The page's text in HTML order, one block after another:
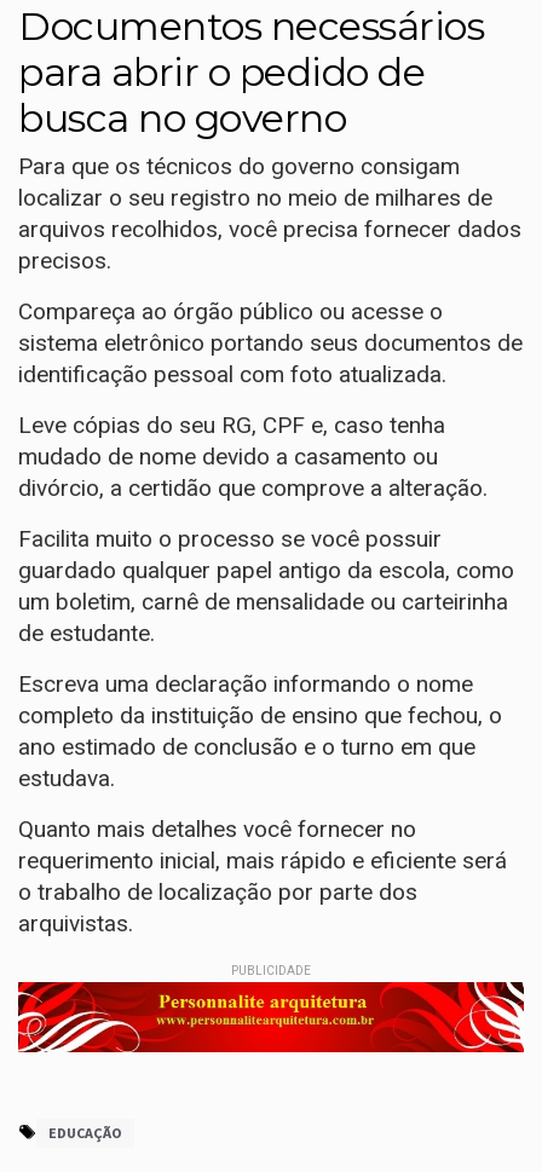
Documentos necessários
para abrir o pedido de
busca no governo
Para que os técnicos do governo consigam
localizar o seu registro no meio de milhares de
arquivos recolhidos, você precisa fornecer dados
precisos.
Compareça ao órgão público ou acesse o
sistema eletrônico portando seus documentos de
identificação pessoal com foto atualizada.
Leve cópias do seu RG, CPF e, caso tenha
mudado de nome devido a casamento ou
divórcio, a certidão que comprove a alteração.
Facilita muito o processo se você possuir
guardado qualquer papel antigo da escola, como
um boletim, carnê de mensalidade ou carteirinha
de estudante.
Escreva uma declaração informando o nome
completo da instituição de ensino que fechou, o
ano estimado de conclusão e o turno em que
estudava.
Quanto mais detalhes você fornecer no
requerimento inicial, mais rápido e eficiente será
o trabalho de localização por parte dos
arquivistas.
PUBLICIDADE
EDUCAÇÃO